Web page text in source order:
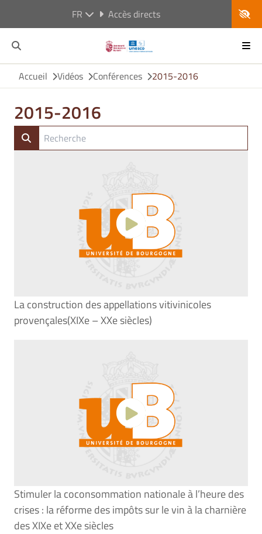
FR Accès directs
Accueil Vidéos Conférences 2015-2016
2015-2016
La construction des appellations vitivinicoles
provençales(XIXe – XXe siècles)
Stimuler la coconsommation nationale à l’heure des
crises : la réforme des impôts sur le vin à la charnière
des XIXe et XXe siècles